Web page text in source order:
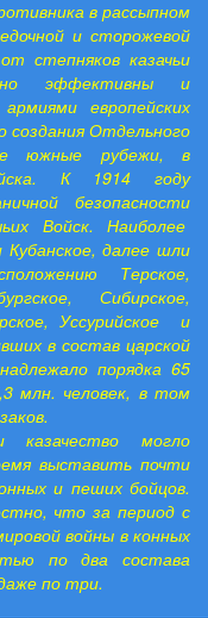
в рассыпном
и сторожевой
степняков казачьи
эффективны и
европейских
создания Отдельного
южные рубежи, в
К 1914 году
безопасности
Войск. Наиболее
Кубанское, далее шли
Терское,
Сибирское,
Уссурийское и
в состав царской
порядка 65
млн. человек, в том
казачество могло
выставить почти
и пеших бойцов.
что за период с
войны в конных
по два состава
по три.